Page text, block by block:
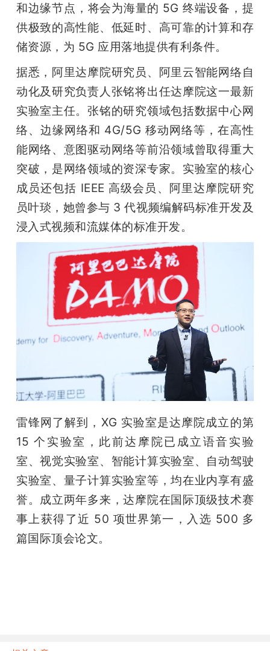
和边缘节点，将会为海量的 5G 终端设备，提
供极致的高性能、低延时、高可靠的计算和存
储资源，为 5G 应用落地提供有利条件。
据悉，阿里达摩院研究员、阿里云智能网络自
动化及研究负责人张铭将出任达摩院这一最新
实验室主任。张铭的研究领域包括数据中心网
络、边缘网络和 4G/5G 移动网络等，在高性
能网络、意图驱动网络等前沿领域曾取得重大
突破，是网络领域的资深专家。实验室的核心
成员还包括 IEEE 高级会员、阿里达摩院研究
员叶琰，她曾参与 3 代视频编解码标准开发及
浸入式视频和流媒体的标准开发。
雷锋网了解到，XG 实验室是达摩院成立的第
15 个实验室，此前达摩院已成立语音实验
室、视觉实验室、智能计算实验室、自动驾驶
实验室、量子计算实验室等，均在业内享有盛
誉。成立两年多来，达摩院在国际顶级技术赛
事上获得了近 50 项世界第一，入选 500 多
篇国际顶会论文。